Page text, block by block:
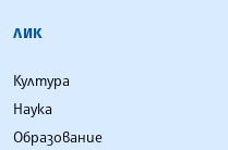
ЛИК
Култура
Наука
Образование